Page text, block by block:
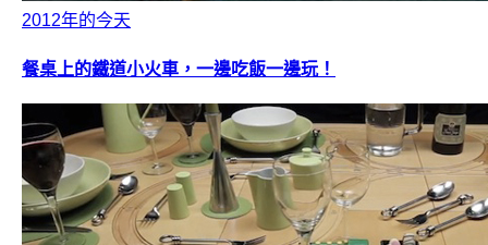
2012年的今天
餐桌上的鐵道小火車，一邊吃飯一邊玩！